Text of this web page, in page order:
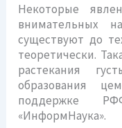
Некоторые
внимательных
существуют до
теоретически.
растекания
образования
поддержке
«ИнформНаука».